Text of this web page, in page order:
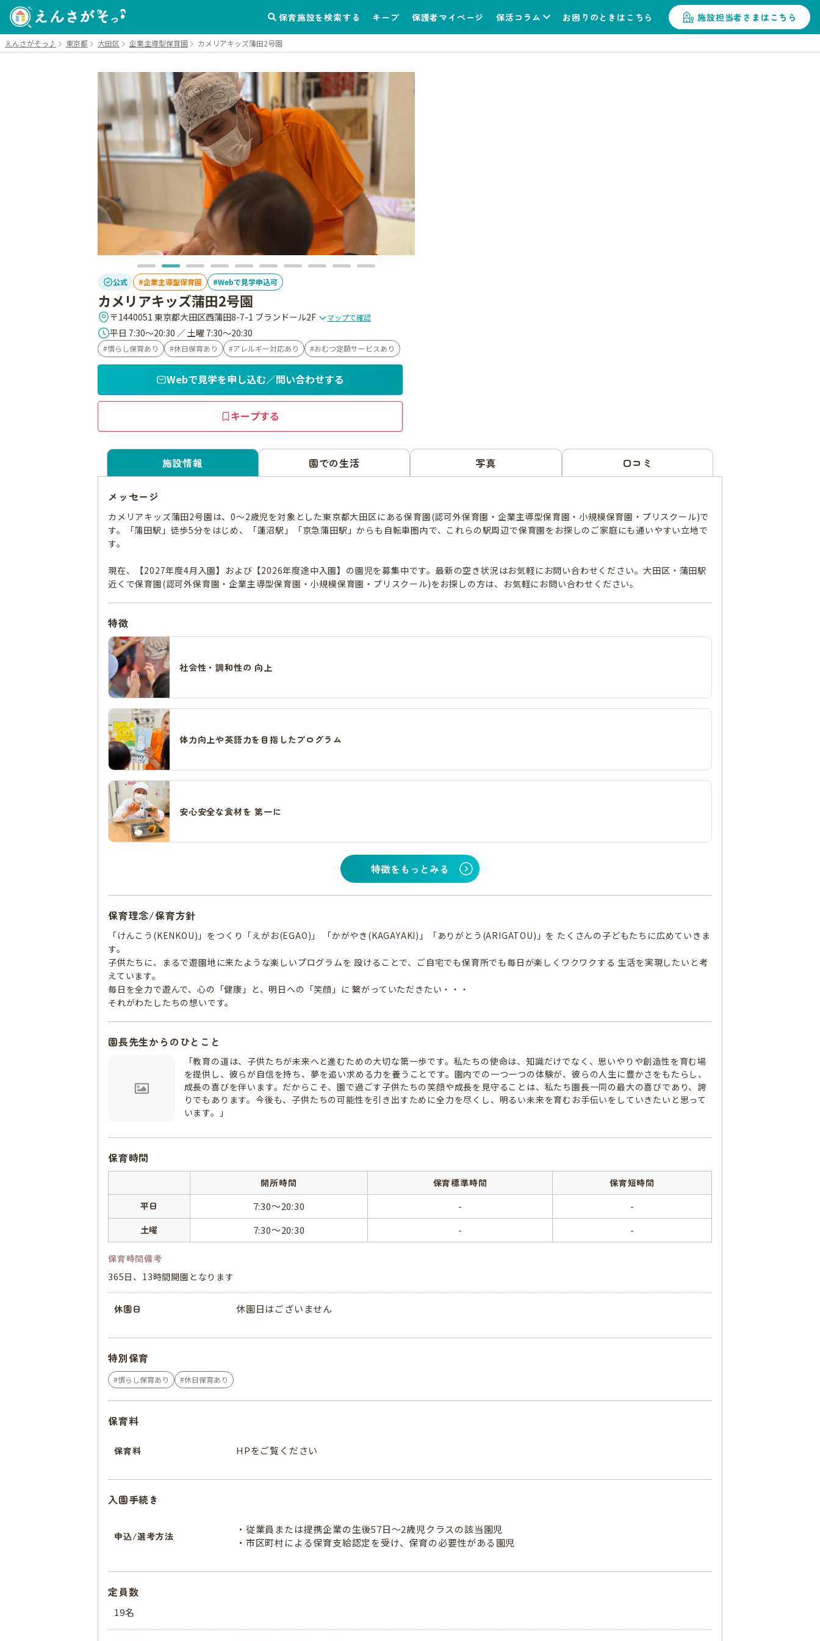
保育施設を検索する キープ 保護者マイページ 保活コラム お困りのときはこちら 施設担当者さまはこちら
えんさがそっ♪ 東京都 大田区 企業主導型保育園 カメリアキッズ蒲田2号園
公式 企業主導型保育園 Webで見学申込可
カメリアキッズ蒲田2号園
〒1440051 東京都大田区西蒲田8-7-1 ブランドール2F マップで確認
平日 7:30～20:30 ／ 土曜 7:30～20:30
慣らし保育あり 休日保育あり アレルギー対応あり おむつ定額サービスあり
Webで見学を申し込む／問い合わせする
キープする
施設情報 園での生活 写真 口コミ
メッセージ
カメリアキッズ蒲田2号園は、0〜2歳児を対象とした東京都大田区にある保育園(認可外保育園・企業主導型保育園・小規模保育園・プリスクール)で
す。「蒲田駅」徒歩5分をはじめ、「蓮沼駅」「京急蒲田駅」からも自転車圏内で、これらの駅周辺で保育園をお探しのご家庭にも通いやすい立地で
す。
現在、【2027年度4月入園】および【2026年度途中入園】の園児を募集中です。最新の空き状況はお気軽にお問い合わせください。大田区・蒲田駅
近くで保育園(認可外保育園・企業主導型保育園・小規模保育園・プリスクール)をお探しの方は、お気軽にお問い合わせください。
特徴
社会性・調和性の 向上
体力向上や英語力を目指したプログラム
安心安全な食材を 第一に
特徴をもっとみる
保育理念/保育方針
「けんこう(KENKOU)」をつくり「えがお(EGAO)」 「かがやき(KAGAYAKI)」「ありがとう(ARIGATOU)」を たくさんの子どもたちに広めていきま
す。
子供たちに、まるで遊園地に来たような楽しいプログラムを 設けることで、ご自宅でも保育所でも毎日が楽しくワクワクする 生活を実現したいと考
えています。
毎日を全力で遊んで、心の「健康」と、明日への「笑顔」に 繋がっていただきたい・・・
それがわたしたちの想いです。
園長先生からのひとこと
「教育の道は、子供たちが未来へと進むための大切な第一歩です。私たちの使命は、知識だけでなく、思いやりや創造性を育む場
を提供し、彼らが自信を持ち、夢を追い求める力を養うことです。園内での一つ一つの体験が、彼らの人生に豊かさをもたらし、
成長の喜びを伴います。だからこそ、園で過ごす子供たちの笑顔や成長を見守ることは、私たち園長一同の最大の喜びであり、誇
りでもあります。今後も、子供たちの可能性を引き出すために全力を尽くし、明るい未来を育むお手伝いをしていきたいと思って
います。」
保育時間
開所時間 保育標準時間
保育短時間
平日
7:30～20:30 - -
土曜 7:30～20:30 - -
保育時間備考
365日、13時間開園となります
休園日 休園日はございません
特別保育
慣らし保育あり 休日保育あり
保育料
保育料 HPをご覧ください
入園手続き
申込/選考方法
・従業員または提携企業の生後57日～2歳児クラスの該当園児
・市区町村による保育支給認定を受け、保育の必要性がある園児
定員数
19名